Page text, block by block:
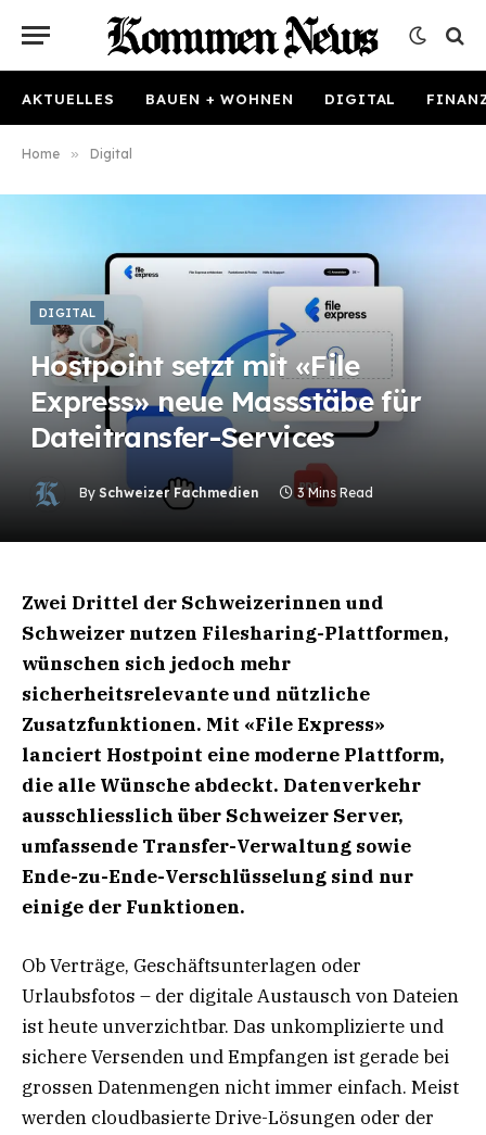
AKTUELLES BAUEN + WOHNEN DIGITAL
Home » Digital
DIGITAL
Hostpoint setzt mit «File
Express» neue Massstäbe für
Dateitransfer-Services
By Schweizer Fachmedien 3 Mins Read
Zwei Drittel der Schweizerinnen und
Schweizer nutzen Filesharing-Plattformen,
wünschen sich jedoch mehr
sicherheitsrelevante und nützliche
Zusatzfunktionen. Mit «File Express»
lanciert Hostpoint eine moderne Plattform,
die alle Wünsche abdeckt. Datenverkehr
ausschliesslich über Schweizer Server,
umfassende Transfer-Verwaltung sowie
Ende-zu-Ende-Verschlüsselung sind nur
einige der Funktionen.
Ob Verträge, Geschäftsunterlagen oder
Urlaubsfotos – der digitale Austausch von Dateien
ist heute unverzichtbar. Das unkomplizierte und
sichere Versenden und Empfangen ist gerade bei
grossen Datenmengen nicht immer einfach. Meist
werden cloudbasierte Drive-Lösungen oder der